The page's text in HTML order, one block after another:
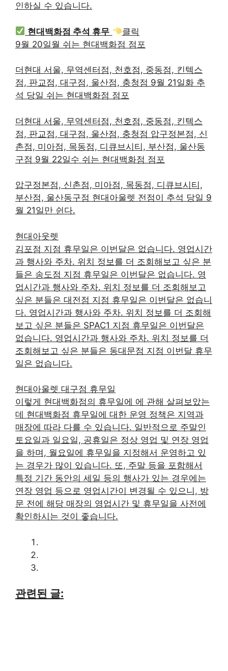
인하실 수 있습니다.
현대백화점 추석 휴무
클릭
9월 20일월 쉬는 현대백화점 점포
더현대 서울, 무역센터점, 천호점, 중동점, 킨텍스
점, 판교점, 대구점, 울산점, 충청점 9월 21일화 추
석 당일 쉬는 현대백화점 점포
더현대 서울, 무역센터점, 천호점, 중동점, 킨텍스
점, 판교점, 대구점, 울산점, 충청점 압구정본점, 신
촌점, 미아점, 목동점, 디큐브시티, 부산점, 울산동
구점 9월 22일수 쉬는 현대백화점 점포
압구정본점, 신촌점, 미아점, 목동점, 디큐브시티,
부산점, 울산동구점 현대아울렛 전점이 추석 당일 9
월 21일만 쉰다.
현대아웃렛
김포점 지점 휴무일은 이번달은 없습니다. 영업시간
과 행사와 주차. 위치 정보를 더 조회해보고 싶은 분
들은 송도점 지점 휴무일은 이번달은 없습니다. 영
업시간과 행사와 주차. 위치 정보를 더 조회해보고
싶은 분들은 대전점 지점 휴무일은 이번달은 없습니
다. 영업시간과 행사와 주차. 위치 정보를 더 조회해
보고 싶은 분들은 SPAC1 지점 휴무일은 이번달은
없습니다. 영업시간과 행사와 주차. 위치 정보를 더
조회해보고 싶은 분들은 동대문점 지점 이번달 휴무
일은 없습니다.
현대아울렛 대구점 휴무일
이렇게 현대백화점의 휴무일에 에 관해 살펴보았는
데 현대백화점 휴무일에 대한 운영 정책은 지역과
매장에 따라 다를 수 있습니다. 일반적으로 주말인
토요일과 일요일, 공휴일은 정상 영업 및 연장 영업
을 하며, 월요일에 휴무일을 지정해서 운영하고 있
는 경우가 많이 있습니다. 또, 주말 등을 포함해서
특정 기간 동안의 세일 등의 행사가 있는 경우에는
연장 영업 등으로 영업시간이 변경될 수 있으니, 방
문 전에 해당 매장의 영업시간 및 휴무일을 사전에
확인하시는 것이 좋습니다.
관련된 글: